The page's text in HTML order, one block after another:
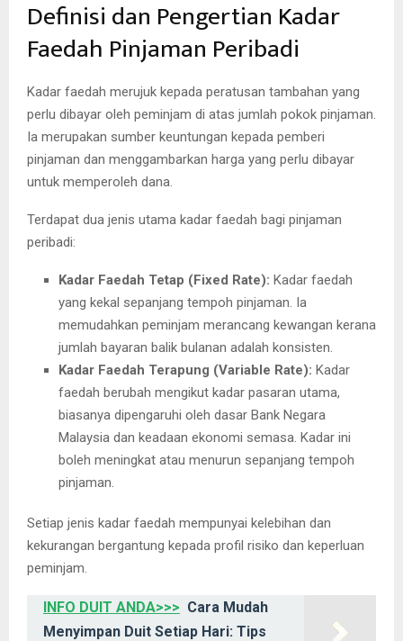
Definisi dan Pengertian Kadar
Faedah Pinjaman Peribadi
Kadar faedah merujuk kepada peratusan tambahan yang
perlu dibayar oleh peminjam di atas jumlah pokok pinjaman.
Ia merupakan sumber keuntungan kepada pemberi
pinjaman dan menggambarkan harga yang perlu dibayar
untuk memperoleh dana.
Terdapat dua jenis utama kadar faedah bagi pinjaman
peribadi:
Kadar Faedah Tetap (Fixed Rate): Kadar faedah
yang kekal sepanjang tempoh pinjaman. Ia
memudahkan peminjam merancang kewangan kerana
jumlah bayaran balik bulanan adalah konsisten.
Kadar Faedah Terapung (Variable Rate): Kadar
faedah berubah mengikut kadar pasaran utama,
biasanya dipengaruhi oleh dasar Bank Negara
Malaysia dan keadaan ekonomi semasa. Kadar ini
boleh meningkat atau menurun sepanjang tempoh
pinjaman.
Setiap jenis kadar faedah mempunyai kelebihan dan
kekurangan bergantung kepada profil risiko dan keperluan
peminjam.
INFO DUIT ANDA>>> Cara Mudah
Menyimpan Duit Setiap Hari: Tips